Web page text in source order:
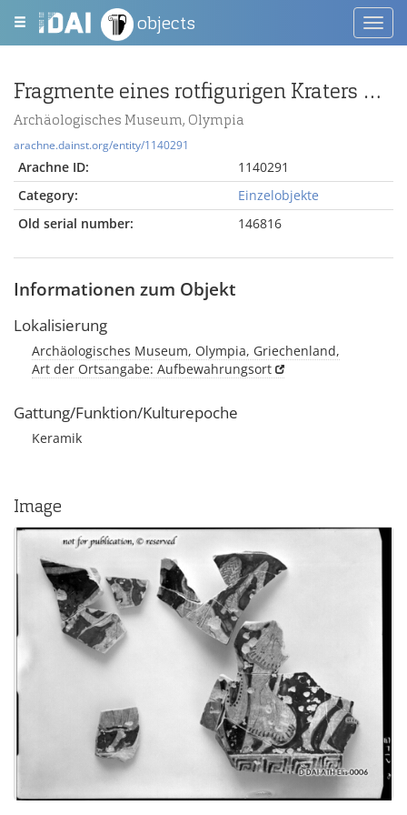
objects
Fragmente eines rotfigurigen Kraters mit Thiasos
Archäologisches Museum, Olympia
arachne.dainst.org/entity/1140291
Arachne ID:
1140291
Category:
Einzelobjekte
Old serial number:
146816
Informationen zum Objekt
Lokalisierung
Archäologisches Museum, Olympia, Griechenland,
Art der Ortsangabe: Aufbewahrungsort
Gattung/Funktion/Kulturepoche
Keramik
Image